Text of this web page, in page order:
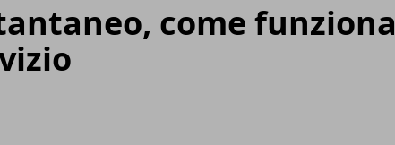
come funziona